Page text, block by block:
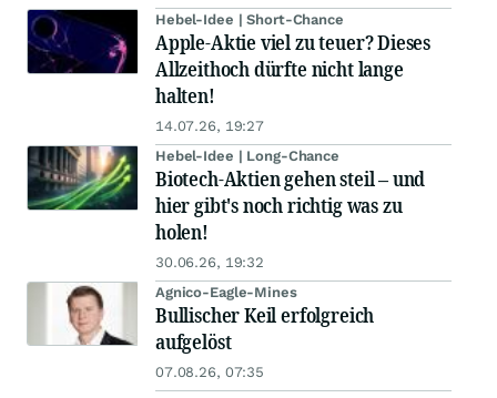
Hebel-Idee | Short-Chance
Apple-Aktie viel zu teuer? Dieses
Allzeithoch dürfte nicht lange
halten!
14.07.26, 19:27
Hebel-Idee | Long-Chance
Biotech-Aktien gehen steil – und
hier gibt's noch richtig was zu
holen!
30.06.26, 19:32
Agnico-Eagle-Mines
Bullischer Keil erfolgreich
aufgelöst
07.08.26, 07:35